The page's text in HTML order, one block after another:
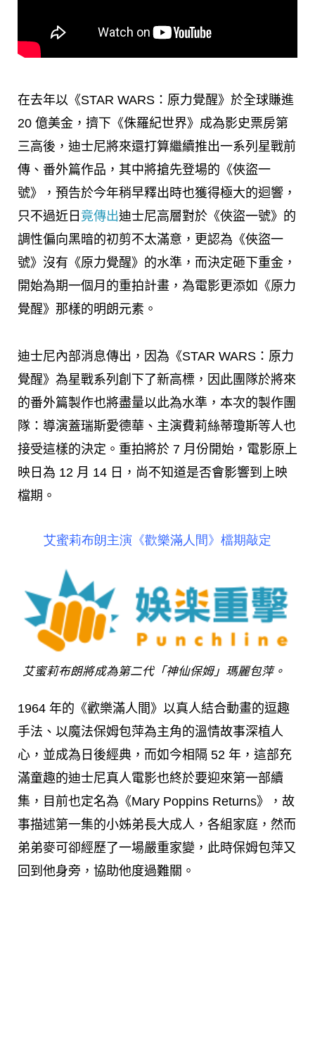
在去年以《STAR WARS：原力覺醒》於全球賺進
20 億美金，擠下《侏羅紀世界》成為影史票房第
三高後，迪士尼將來還打算繼續推出一系列星戰前
傳、番外篇作品，其中將搶先登場的《俠盜一
號》， 預告於今年稍早釋出時也獲得極大的迴響，
只不過近日 竟傳出迪士尼高層對於《俠盜一號》的
調性偏向黑暗的初剪不太滿意，更認為《俠盜一
號》沒有《原力覺醒》的水準，而決定砸下重金，
開始為期一個月的重拍計畫，為電影更添如《原力
覺醒》那樣的明朗元素。
迪士尼內部消息傳出，因為《STAR WARS：原力
覺醒》為星戰系列創下了新高標，因此團隊於將來
的番外篇製作也將盡量以此為水準，本次的製作團
隊：導演蓋瑞斯愛德華、主演費莉絲蒂瓊斯等人也
接受這樣的決定。重拍將於 7 月份開始，電影原上
映日為 12 月 14 日，尚不知道是否會影響到上映
檔期。
艾蜜莉布朗主演《歡樂滿人間》檔期敲定
艾蜜莉布朗將成為第二代「神仙保姆」瑪麗包萍。
1964 年的《歡樂滿人間》以真人結合動畫的逗趣
手法、以魔法保姆包萍為主角的溫情故事深植人
心，並成為日後經典，而如今相隔 52 年，這部充
滿童趣的迪士尼真人電影也終於要迎來第一部續
集，目前也定名為《Mary Poppins Returns》，故
事描述第一集的小姊弟長大成人，各組家庭，然而
弟弟麥可卻經歷了一場嚴重家變，此時保姆包萍又
回到他身旁，協助他度過難關。